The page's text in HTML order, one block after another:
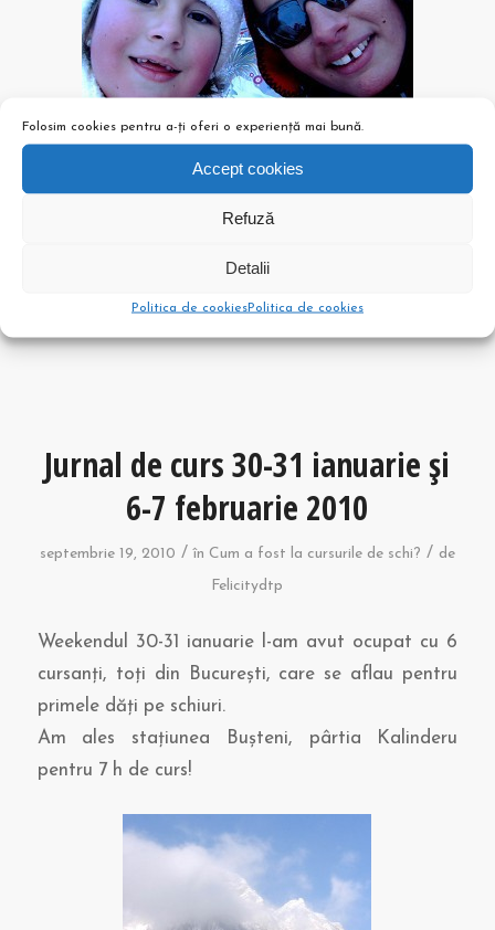
Folosim cookies pentru a-ți oferi o experiență mai bună.
Accept cookies
Refuză
Detalii
Politica de cookiesPolitica de cookies
Am lucrat cu mulţi alţi copii, dar din păcate nu
am apucat să fac poze!
Jurnal de curs 30-31 ianuarie şi
6-7 februarie 2010
septembrie 19, 2010 / în Cum a fost la cursurile de schi? / de
Felicitydtp
Weekendul 30-31 ianuarie l-am avut ocupat cu 6
cursanţi, toţi din Bucureşti, care se aflau pentru
primele dăţi pe schiuri.
Am ales staţiunea Buşteni, pârtia Kalinderu
pentru 7 h de curs!